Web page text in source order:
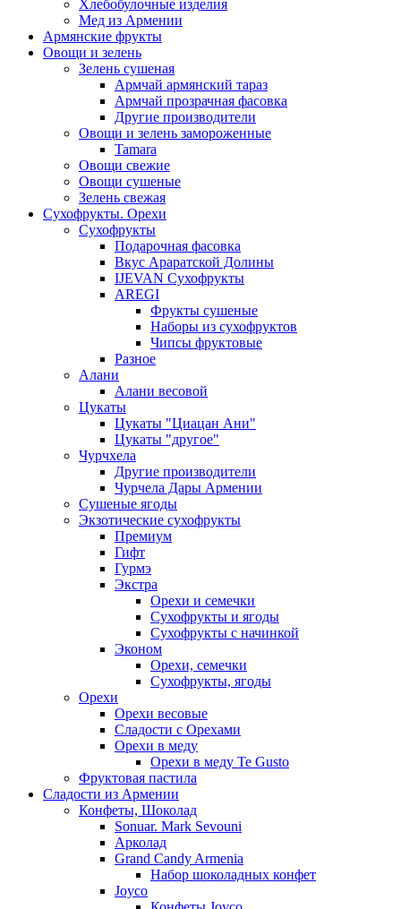
Хлебобулочные изделия
Мед из Армении
Армянские фрукты
Овощи и зелень
Зелень сушеная
Армчай армянский тараз
Армчай прозрачная фасовка
Другие производители
Овощи и зелень замороженные
Tamara
Овощи свежие
Овощи сушеные
Зелень свежая
Сухофрукты. Орехи
Сухофрукты
Подарочная фасовка
Вкус Араратской Долины
IJEVAN Сухофрукты
AREGI
Фрукты сушеные
Наборы из сухофруктов
Чипсы фруктовые
Разное
Алани
Алани весовой
Цукаты
Цукаты "Циацан Ани"
Цукаты "другое"
Чурчхела
Другие производители
Чурчела Дары Армении
Сушеные ягоды
Экзотические сухофрукты
Премиум
Гифт
Гурмэ
Экстра
Орехи и семечки
Сухофрукты и ягоды
Сухофрукты с начинкой
Эконом
Орехи, семечки
Сухофрукты, ягоды
Орехи
Орехи весовые
Сладости с Орехами
Орехи в меду
Орехи в меду Te Gusto
Фруктовая пастила
Сладости из Армении
Конфеты, Шоколад
Sonuar. Mark Sevouni
Арколад
Grand Candy Armenia
Набор шоколадных конфет
Joyco